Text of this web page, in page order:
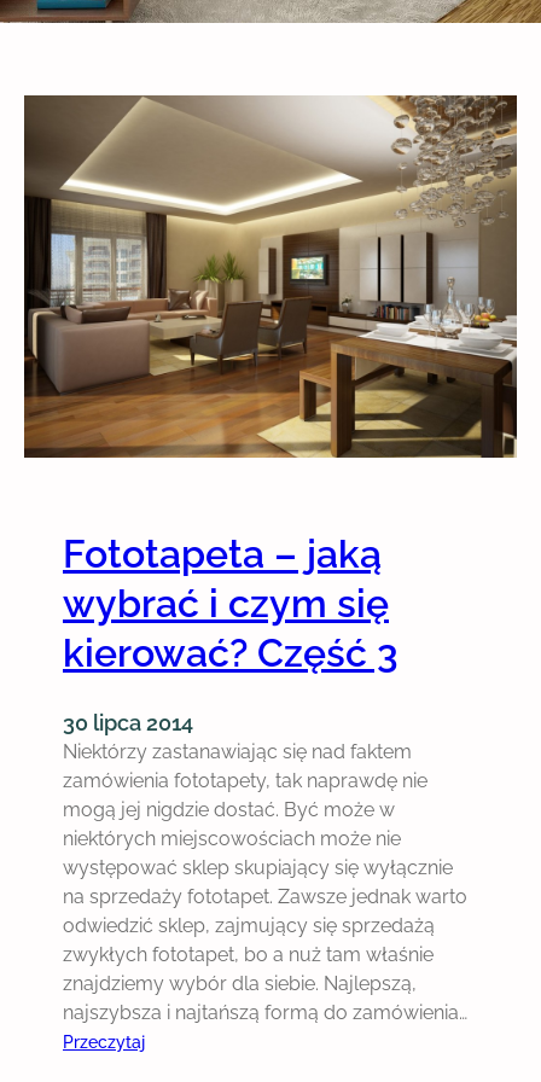
Fototapeta – jaką
wybrać i czym się
kierować? Część 3
30 lipca 2014
Niektórzy zastanawiając się nad faktem
zamówienia fototapety, tak naprawdę nie
mogą jej nigdzie dostać. Być może w
niektórych miejscowościach może nie
występować sklep skupiający się wyłącznie
na sprzedaży fototapet. Zawsze jednak warto
odwiedzić sklep, zajmujący się sprzedażą
zwykłych fototapet, bo a nuż tam właśnie
znajdziemy wybór dla siebie. Najlepszą,
najszybsza i najtańszą formą do zamówienia…
Przeczytaj: